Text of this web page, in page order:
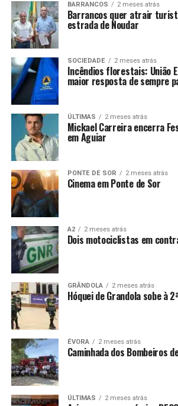
BARRANCOS 2 meses atrás
Barrancos quer atrair
estrada de Noudar
SOCIEDADE 2 meses atrás
Incêndios florestais: União
maior resposta de sempre
ÚLTIMAS 2 meses atrás
Mickael Carreira encerra
em Aguiar
PONTE DE SOR 2 meses atrás
Cinema em Ponte de Sor
A2 2 meses atrás
Dois motociclistas em
GRÂNDOLA 2 meses atrás
Hóquei de Grandola sobe à
ÉVORA 2 meses atrás
Caminhada dos Bombeiros
ÚLTIMAS 2 meses atrás